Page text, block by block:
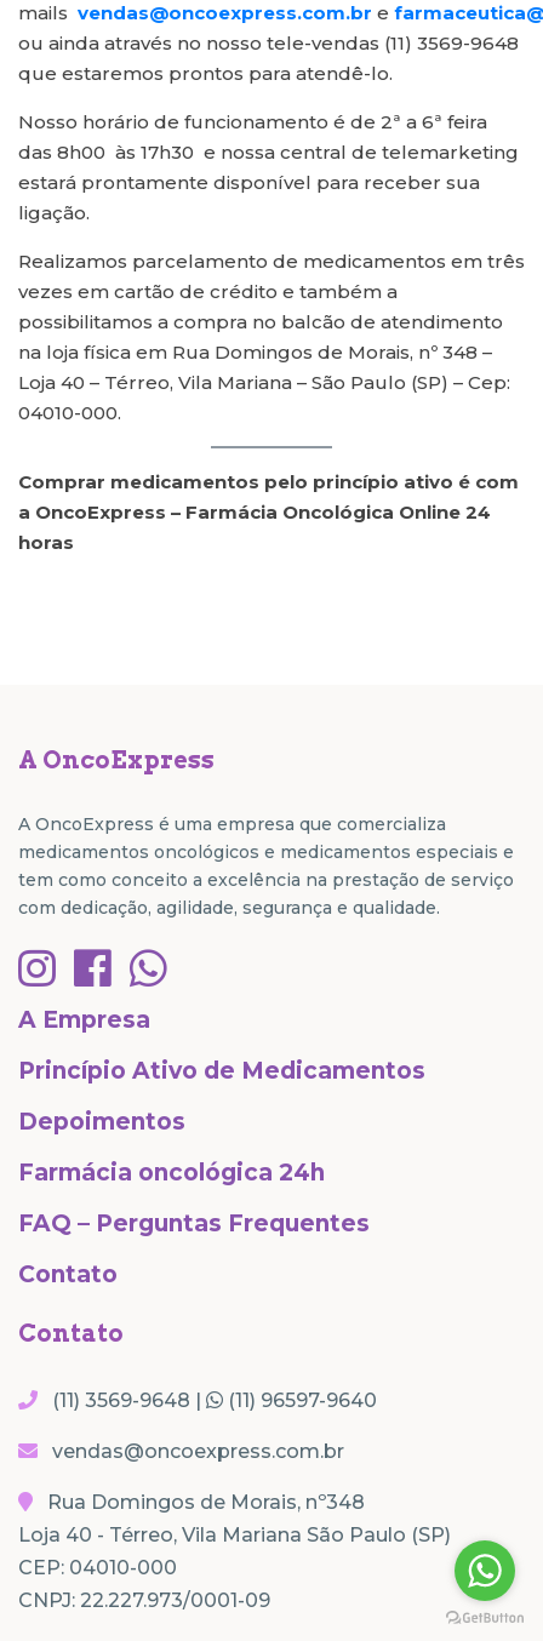
mails vendas@oncoexpress.com.br e
ou ainda através no nosso tele-vendas (11) 3569-9648
que estaremos prontos para atendê-lo.
Nosso horário de funcionamento é de 2ª a 6ª feira
das 8h00 às 17h30 e nossa central de telemarketing
estará prontamente disponível para receber sua
ligação.
Realizamos parcelamento de medicamentos em três
vezes em cartão de crédito e também a
possibilitamos a compra no balcão de atendimento
na loja física em Rua Domingos de Morais, nº 348 –
Loja 40 – Térreo, Vila Mariana – São Paulo (SP) – Cep:
04010-000.
Comprar medicamentos pelo princípio ativo é com
a OncoExpress – Farmácia Oncológica Online 24
horas
A OncoExpress
A OncoExpress é uma empresa que comercializa
medicamentos oncológicos e medicamentos especiais e
tem como conceito a excelência na prestação de serviço
com dedicação, agilidade, segurança e qualidade.
A Empresa
Princípio Ativo de Medicamentos
Depoimentos
Farmácia oncológica 24h
FAQ – Perguntas Frequentes
Contato
Contato
(11) 3569-9648 | (11) 96597-9640
vendas@oncoexpress.com.br
Rua Domingos de Morais, nº348
Loja 40 - Térreo, Vila Mariana São Paulo (SP)
CEP: 04010-000
CNPJ: 22.227.973/0001-09